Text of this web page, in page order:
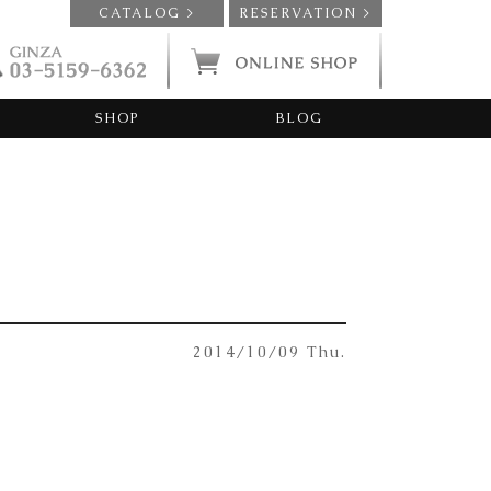
CATALOG > RESERVATION >
SHOP BLOG
2014/10/09 Thu.